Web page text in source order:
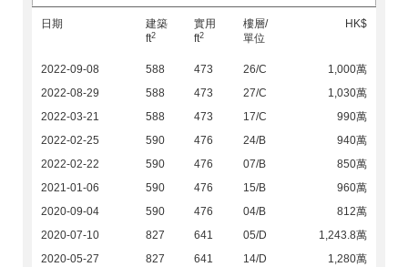
日期
建築
ft2
實用
ft2
樓層/
單位
HK$
2022-09-08 588 473 26/C
1,000萬
2022-08-29
588 473 27/C
1,030萬
2022-03-21
588 473 17/C
990萬
2022-02-25
590 476 24/B
940萬
2022-02-22
590 476 07/B
850萬
2021-01-06
590 476 15/B
960萬
2020-09-04
590 476 04/B
812萬
2020-07-10
827 641 05/D
1,243.8萬
2020-05-27
827 641 14/D
1,280萬